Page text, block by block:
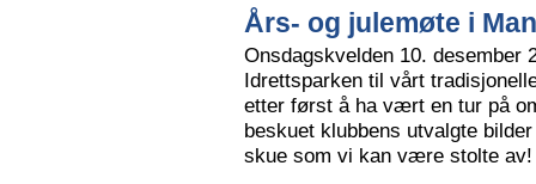
Års- og julemøte i
Onsdagskvelden 10. desember
Idrettsparken til vårt
etter først å ha vært en tur på
beskuet klubbens utvalgte
skue som vi kan være stolte av!